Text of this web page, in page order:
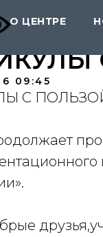
О ЦЕНТРЕ
09:45
С